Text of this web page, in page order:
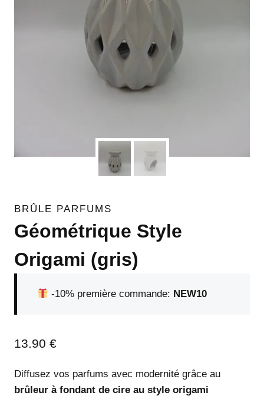
BRÛLE PARFUMS
Géométrique Style
Origami (gris)
-10% première commande: NEW10
13.90 €
Diffusez vos parfums avec modernité grâce au
brûleur à fondant de cire au style origami